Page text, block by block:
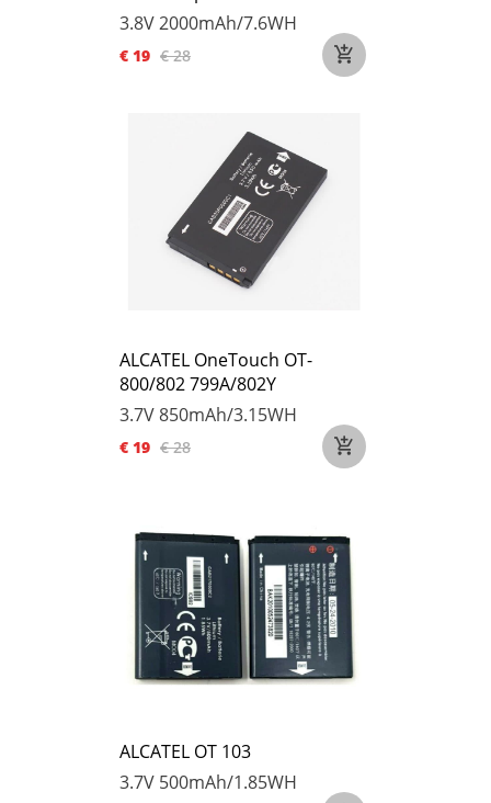
3.8V2000mAh/7.6WH
€ 19 € 28
ALCATEL OneTouch OT-
800/802 799A/802Y
3.7V850mAh/3.15WH
€ 19 € 28
ALCATEL OT 103
3.7V 500mAh/1.85WH